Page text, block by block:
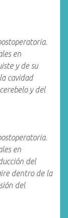
en
y de su
cavidad
y del
en
del
dentro de la
del